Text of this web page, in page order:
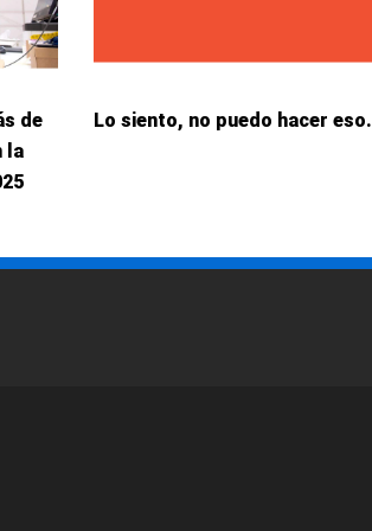
de
la
Lo siento, no puedo hacer eso.